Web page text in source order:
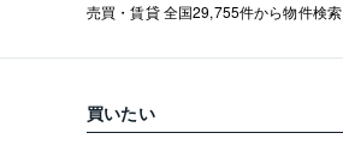
売買・賃貸 全国29,755件から物件検索
買いたい